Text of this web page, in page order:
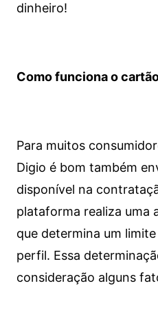
dinheiro!
Como funciona o
Para muitos
Digio é bom também
disponível na
plataforma realiza uma
que determina um
perfil. Essa
consideração alguns